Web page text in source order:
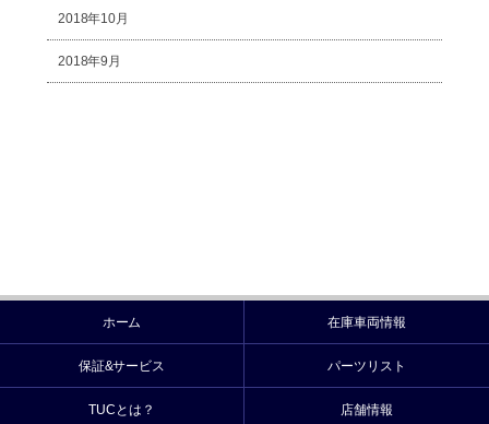
2018年10月
2018年9月
ホーム 在庫車両情報
保証&サービス パーツリスト
TUCとは？ 店舗情報